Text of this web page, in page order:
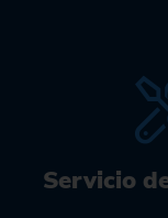
Servicio